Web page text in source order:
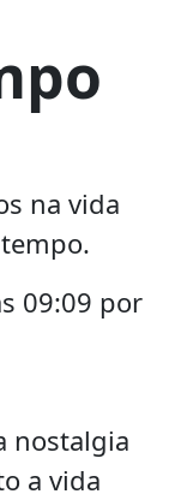
na vida
09:09 por
nostalgia
a vida